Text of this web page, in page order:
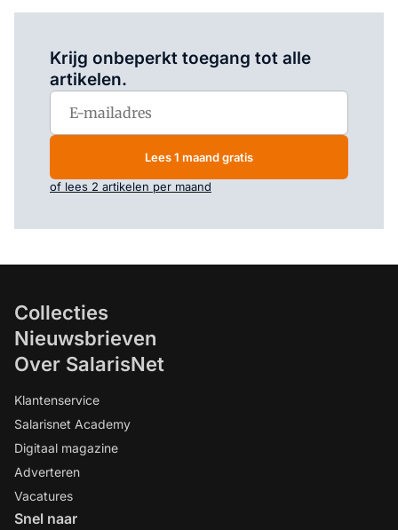
Krijg onbeperkt toegang tot alle
artikelen.
Lees 1 maand gratis
of lees 2 artikelen per maand
Collecties
Nieuwsbrieven
Over SalarisNet
Klantenservice
Salarisnet Academy
Digitaal magazine
Adverteren
Vacatures
Snel naar